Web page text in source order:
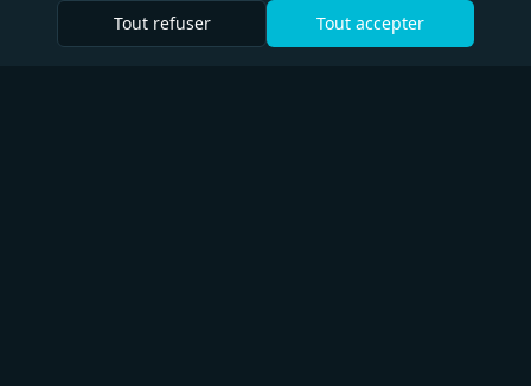
Tout refuser
Tout accepter
Déjà inscrit·e ? Ne plus afficher